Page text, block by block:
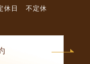
休日 不定休